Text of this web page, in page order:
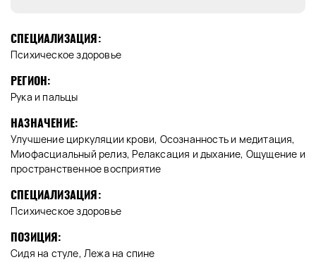
СПЕЦИАЛИЗАЦИЯ:
Психическое здоровье
РЕГИОН:
Рука и пальцы
НАЗНАЧЕНИЕ:
Улучшение циркуляции крови, Осознанность и медитация,
Миофасциальный релиз, Релаксация и дыхание, Ощущение и
пространственное восприятие
СПЕЦИАЛИЗАЦИЯ:
Психическое здоровье
ПОЗИЦИЯ:
Сидя на стуле, Лежа на спине